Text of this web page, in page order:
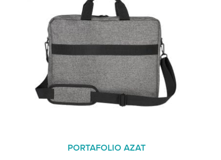
PORTAFOLIO AZAT